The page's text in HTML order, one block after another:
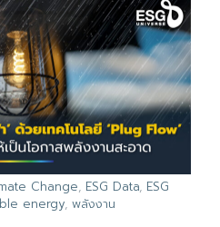
Change, ESG Data, ESG
energy, พลังงาน